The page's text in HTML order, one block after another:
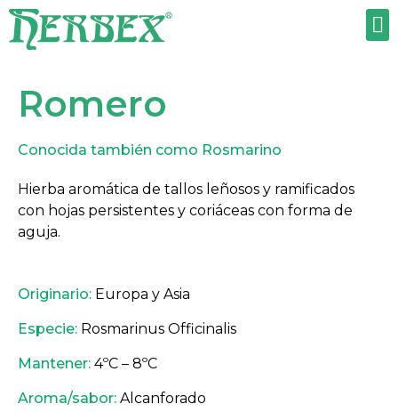
Romero
Conocida también como Rosmarino
Hierba aromática de tallos leñosos y ramificados
con hojas persistentes y coriáceas con forma de
aguja.
Originario: Europa y Asia
Especie: Rosmarinus Officinalis
Mantener: 4ºC – 8ºC
Aroma/sabor: Alcanforado